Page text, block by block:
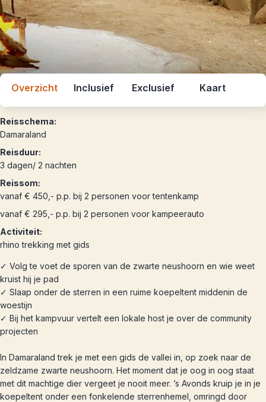
Overzicht Inclusief Exclusief Kaart
Reisschema:
Damaraland
Reisduur:
3 dagen/ 2 nachten
Reissom:
vanaf € 450,- p.p. bij 2 personen voor tentenkamp
vanaf € 295,- p.p. bij 2 personen voor kampeerauto
Activiteit:
rhino trekking met gids
✓ Volg te voet de sporen van de zwarte neushoorn en wie weet
kruist hij je pad
✓ Slaap onder de sterren in een ruime koepeltent middenin de
woestijn
✓ Bij het kampvuur vertelt een lokale host je over de community
projecten
In Damaraland trek je met een gids de vallei in, op zoek naar de
zeldzame zwarte neushoorn. Het moment dat je oog in oog staat
met dit machtige dier vergeet je nooit meer. ’s Avonds kruip je in je
koepeltent onder een fonkelende sterrenhemel, omringd door